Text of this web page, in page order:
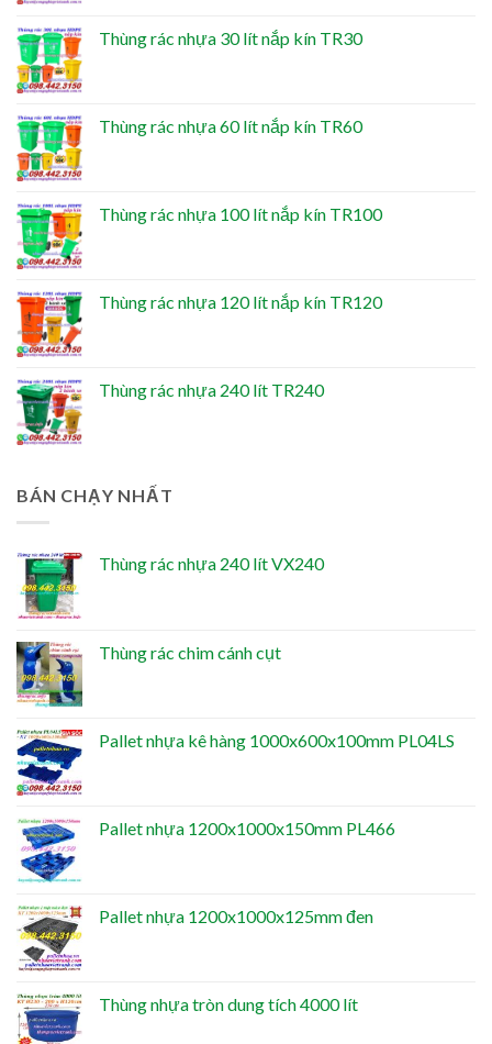
Thùng rác nhựa 30 lít nắp kín TR30
Thùng rác nhựa 60 lít nắp kín TR60
Thùng rác nhựa 100 lít nắp kín TR100
Thùng rác nhựa 120 lít nắp kín TR120
Thùng rác nhựa 240 lít TR240
BÁN CHẠY NHẤT
Thùng rác nhựa 240 lít VX240
Thùng rác chim cánh cụt
Pallet nhựa kê hàng 1000x600x100mm PL04LS
Pallet nhựa 1200x1000x150mm PL466
Pallet nhựa 1200x1000x125mm đen
Thùng nhựa tròn dung tích 4000 lít